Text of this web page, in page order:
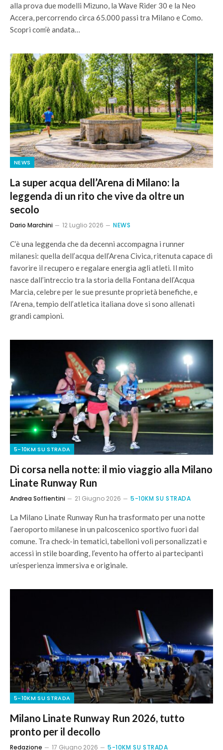
alla prova due modelli Mizuno, la Wave Rider 30 e la Neo
Accera, percorrendo circa 65.000 passi tra Milano e Como.
Scopri com’è andata…
NEWS
La super acqua dell’Arena di Milano: la
leggenda di un rito che vive da oltre un
secolo
Dario Marchini 12 Luglio 2026 NEWS
C’è una leggenda che da decenni accompagna i runner
milanesi: quella dell’acqua dell’Arena Civica, ritenuta capace di
favorire il recupero e regalare energia agli atleti. Il mito
nasce dall’intreccio tra la storia della Fontana dell’Acqua
Marcia, celebre per le sue presunte proprietà benefiche, e
l’Arena, tempio dell’atletica italiana dove si sono allenati
grandi campioni.
5-10KM SU STRADA
Di corsa nella notte: il mio viaggio alla Milano
Linate Runway Run
Andrea Soffientini 21 Giugno 2026 5-10KM SU STRADA
La Milano Linate Runway Run ha trasformato per una notte
l’aeroporto milanese in un palcoscenico sportivo fuori dal
comune. Tra check-in tematici, tabelloni voli personalizzati e
accessi in stile boarding, l’evento ha offerto ai partecipanti
un’esperienza immersiva e originale.
5-10KM SU STRADA
Milano Linate Runway Run 2026, tutto
pronto per il decollo
Redazione 17 Giugno 2026 5-10KM SU STRADA